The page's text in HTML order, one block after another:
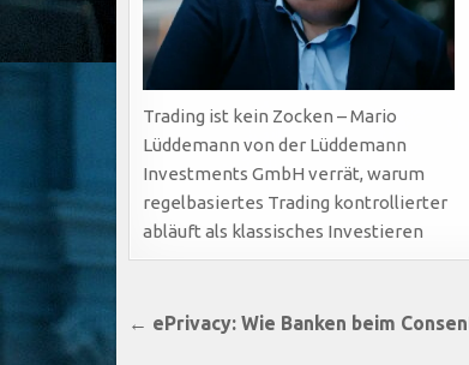
Trading ist kein Zocken – Mario
Lüddemann von der Lüddemann
Investments GmbH verrät, warum
regelbasiertes Trading kontrollierter
abläuft als klassisches Investieren
Beitragsnavigation
← ePrivacy: Wie Banken beim